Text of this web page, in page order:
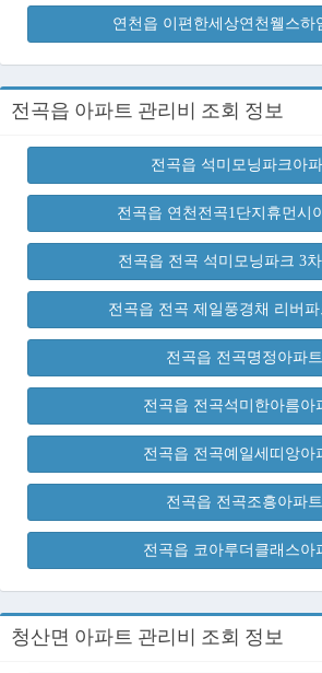
연천읍 이편한세상연천웰스하
전곡읍 아파트 관리비 조회 정보
전곡읍 석미모닝파크아
전곡읍 연천전곡1단지휴먼시
전곡읍 전곡 석미모닝파크 3
전곡읍 전곡 제일풍경채 리버
전곡읍 전곡명정아파트
전곡읍 전곡석미한아름아
전곡읍 전곡예일세띠앙아
전곡읍 전곡조흥아파트
전곡읍 코아루더클래스아
청산면 아파트 관리비 조회 정보